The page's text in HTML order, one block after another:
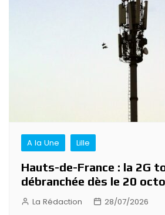
A la Une Lille
Hauts-de-France : la 2G
débranchée dès le 20
La Rédaction 28/07/2026